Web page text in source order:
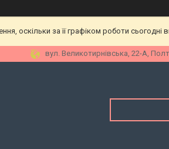
оскільки за її графіком роботи
вул. Великотирнівська, 22-А,